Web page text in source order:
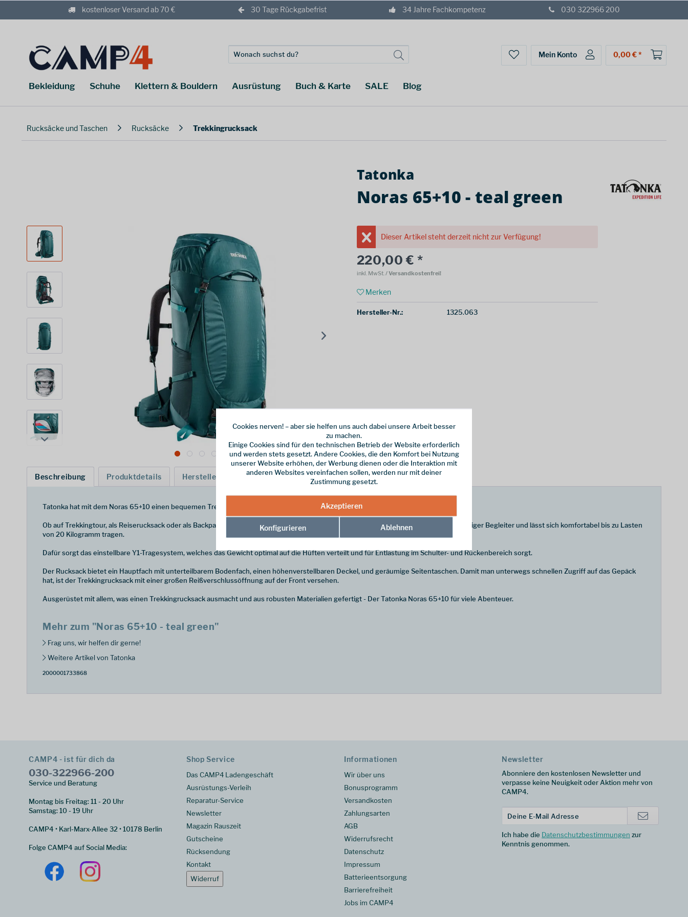
kostenloser Versand ab 70 € 30 Tage Rückgabefrist 34 Jahre Fachkompetenz 030 322966 200
Mein Konto 0,00 € *
Bekleidung Schuhe Klettern & Bouldern Ausrüstung Buch & Karte SALE Blog
Rucksäcke und Taschen Rucksäcke Trekkingrucksack
Tatonka
Noras 65+10 - teal green
Dieser Artikel steht derzeit nicht zur Verfügung!
220,00 € *
inkl. MwSt./ Versandkostenfrei!
Merken
Hersteller-Nr.: 1325.063
Beschreibung Produktdetails Hersteller
Tatonka hat mit dem Noras 65+10 einen bequemen Trekkingrucksack für dich.
Ob auf Trekkingtour, als Reiserucksack oder als Backpacking-Gepäckstück - der robuste Trekkingrucksack Noras 65+10 ist ein zuverlässiger Begleiter und lässt sich komfortabel bis zu Lasten
von 20 Kilogramm tragen.
Dafür sorgt das einstellbare Y1-Tragesystem, welches das Gewicht optimal auf die Hüften verteilt und für Entlastung im Schulter- und Rückenbereich sorgt.
Der Rucksack bietet ein Hauptfach mit unterteilbarem Bodenfach, einen höhenverstellbaren Deckel, und geräumige Seitentaschen. Damit man unterwegs schnellen Zugriff auf das Gepäck
hat, ist der Trekkingrucksack mit einer großen Reißverschlussöffnung auf der Front versehen.
Ausgerüstet mit allem, was einen Trekkingrucksack ausmacht und aus robusten Materialien gefertigt - Der Tatonka Noras 65+10 für viele Abenteuer.
Mehr zum "Noras 65+10 - teal green"
Frag uns, wir helfen dir gerne!
Weitere Artikel von Tatonka
2000001733868
CAMP4 - ist für dich da
030-322966-200
Service und Beratung
Montag bis Freitag: 11 - 20 Uhr
Samstag: 10 - 19 Uhr
CAMP4 • Karl-Marx-Allee 32 • 10178 Berlin
Folge CAMP4 auf Social Media:
Shop Service
Das CAMP4 Ladengeschäft
Ausrüstungs-Verleih
Reparatur-Service
Newsletter
Magazin Rauszeit
Gutscheine
Rücksendung
Kontakt
Widerruf
Informationen
Wir über uns
Bonusprogramm
Versandkosten
Zahlungsarten
AGB
Widerrufsrecht
Datenschutz
Impressum
Batterieentsorgung
Barrierefreiheit
Jobs im CAMP4
Newsletter
Abonniere den kostenlosen Newsletter und
verpasse keine Neuigkeit oder Aktion mehr von
CAMP4.
Ich habe die Datenschutzbestimmungen zur
Kenntnis genommen.
Cookies nerven! – aber sie helfen uns auch dabei unsere Arbeit besser
zu machen.
Einige Cookies sind für den technischen Betrieb der Website erforderlich
und werden stets gesetzt. Andere Cookies, die den Komfort bei Nutzung
unserer Website erhöhen, der Werbung dienen oder die Interaktion mit
anderen Websites vereinfachen sollen, werden nur mit deiner
Zustimmung gesetzt.
Akzeptieren
Konfigurieren Ablehnen